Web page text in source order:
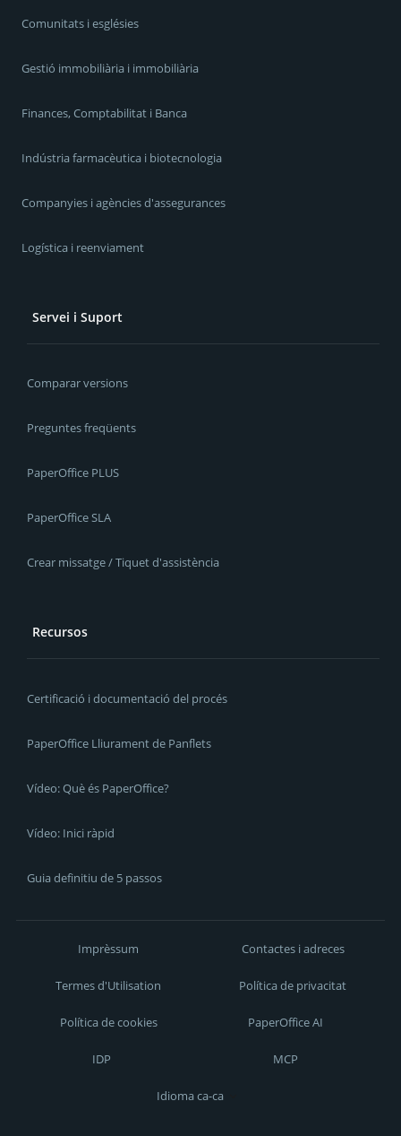
Comunitats i esglésies
Gestió immobiliària i immobiliària
Finances, Comptabilitat i Banca
Indústria farmacèutica i biotecnologia
Companyies i agències d'assegurances
Logística i reenviament
Servei i Suport
Comparar versions
Preguntes freqüents
PaperOffice PLUS
PaperOffice SLA
Crear missatge / Tiquet d'assistència
Recursos
Certificació i documentació del procés
PaperOffice Lliurament de Panflets
Vídeo: Què és PaperOffice?
Vídeo: Inici ràpid
Guia definitiu de 5 passos
Imprèssum Contactes i adreces
Termes d'Utilisation Política de privacitat
Política de cookies PaperOffice AI
IDP MCP
Idioma ca-ca